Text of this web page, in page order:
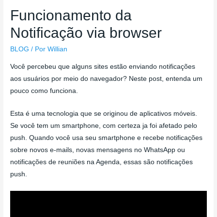
Funcionamento da
Notificação via browser
BLOG / PorWillian
Você percebeu que alguns sites estão enviando notificações
aos usuários por meio do navegador? Neste post, entenda um
pouco como funciona.
Esta é uma tecnologia que se originou de aplicativos móveis.
Se você tem um smartphone, com certeza ja foi afetado pelo
push. Quando você usa seu smartphone e recebe notificações
sobre novos e-mails, novas mensagens no WhatsApp ou
notificações de reuniões na Agenda, essas são notificações
push.